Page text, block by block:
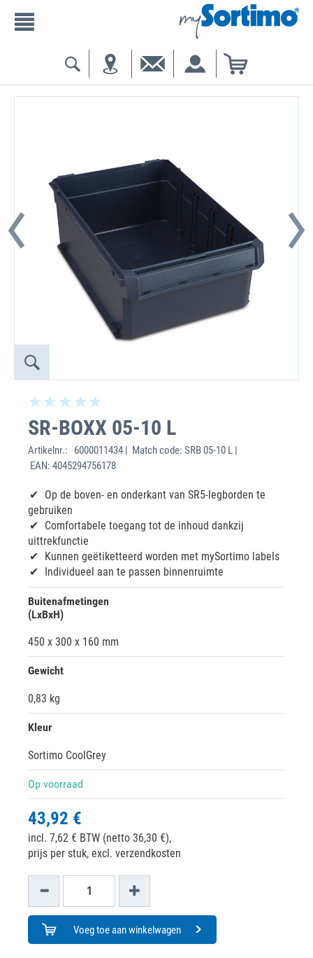
SR-BOXX 05-10 L
Artikelnr.:
6000011434 | Match code: SRB 05-10 L |
EAN: 4045294756178
Op de boven- en onderkant van SR5-legborden te
gebruiken
Comfortabele toegang tot de inhoud dankzij
uittrekfunctie
Kunnen geëtiketteerd worden met mySortimo labels
Individueel aan te passen binnenruimte
Buitenafmetingen
(LxBxH)
450 x 300 x 160 mm
Gewicht
0,83 kg
Kleur
Sortimo CoolGrey
Op voorraad
43,92 €
incl. 7,62 € BTW (netto 36,30 €),
prijs per stuk, excl. verzendkosten
Voeg toe aan winkelwagen